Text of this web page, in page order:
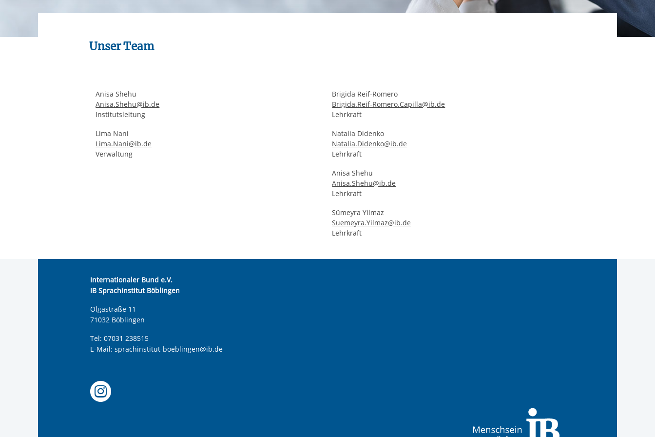
Ihre etwaige Einwilligung erstreckt sich nicht auf notwendige Cookies, die erforderlich zur Bereitstellung
der von Ihnen aufgerufenen und somit gewünschten Website-Funktionen sind. Diese Cookies setzen wir
Unser Team
Anisa Shehu
Anisa.Shehu@ib.de
Institutsleitung
Brigida Reif-Romero
Brigida.Reif-Romero.Capilla@ib.de
Lehrkraft
Lima Nani
Lima.Nani@ib.de
Verwaltung
Natalia Didenko
Natalia.Didenko@ib.de
Lehrkraft
Anisa Shehu
Anisa.Shehu@ib.de
Lehrkraft
Sümeyra Yilmaz
Suemeyra.Yilmaz@ib.de
Lehrkraft
Internationaler Bund e.V.
IB Sprachinstitut Böblingen
Olgastraße 11
71032 Böblingen
Tel:07031 238515
E-Mail:sprachinstitut-boeblingen@ib.de